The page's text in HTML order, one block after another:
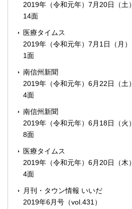
2019年（令和元年）7月20日（土）
14面
医療タイムス
2019年（令和元年）7月1日（月）
1面
南信州新聞
2019年（令和元年）6月22日（土）
4面
南信州新聞
2019年（令和元年）6月18日（火）
8面
医療タイムス
2019年（令和元年）6月20日（木）
4面
月刊・タウン情報 いいだ
2019年6月号（vol.431）